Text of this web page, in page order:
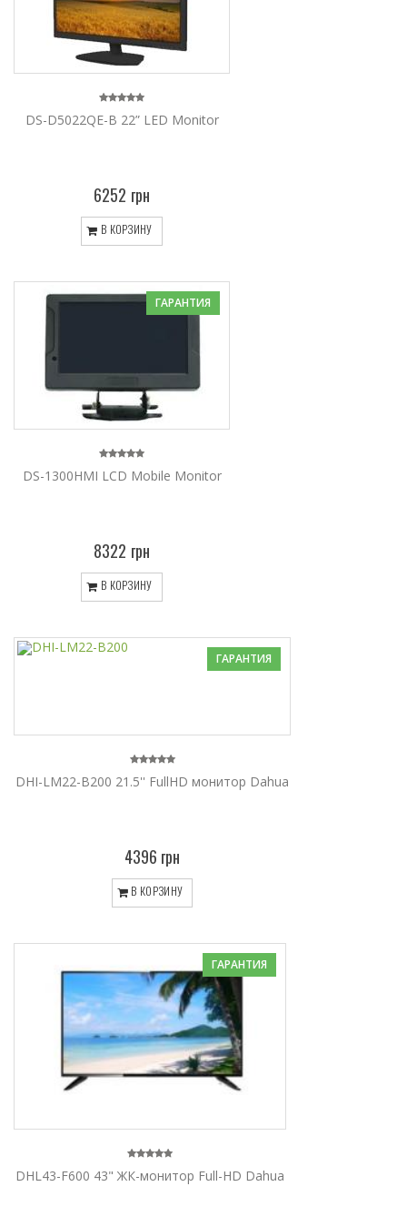
DS-D5022QE-B 22” LED Monitor
6252 грн
В КОРЗИНУ
ГАРАНТИЯ
DS-1300HMI LCD Mobile Monitor
8322 грн
В КОРЗИНУ
ГАРАНТИЯ
DHI-LM22-B200 21.5'' FullHD монитор Dahua
4396 грн
В КОРЗИНУ
ГАРАНТИЯ
DHL43-F600 43" ЖК-монитор Full-HD Dahua